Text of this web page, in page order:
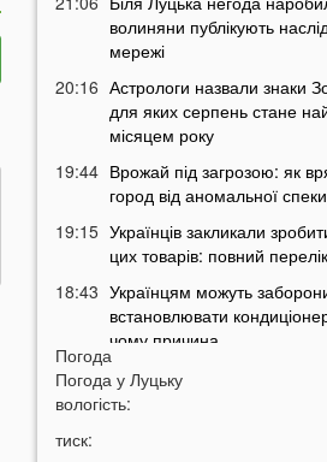
волиняни публікують
мережі
20:16 Астрологи назвали знаки
для яких серпень стане
місяцем року
19:44 Врожай під загрозою: як
город від аномальної спеки
19:15 Українців закликали
цих товарів: повний перелік
18:43 Українцям можуть
встановлювати
чому причина
18:14 Власникам гаражів зробили
попередження: за що
Погода
Погода у Луцьку
вологість:
тиск: